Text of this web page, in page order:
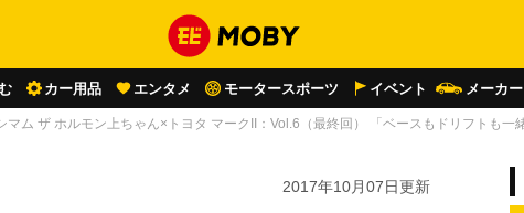
カー用品 エンタメ モータースポーツ イベント メーカ
マム ザ ホルモン上ちゃん×トヨタ マークII：Vol.6（最終回） 「ベースもドリフトも一
2017年10月07日更新